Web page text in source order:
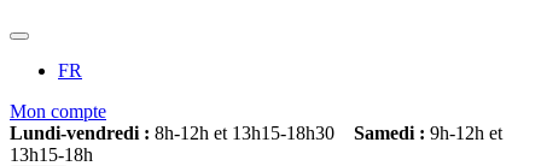
FR
Mon compte
Lundi-vendredi : 8h-12h et 13h15-18h30 Samedi : 9h-12h et
13h15-18h